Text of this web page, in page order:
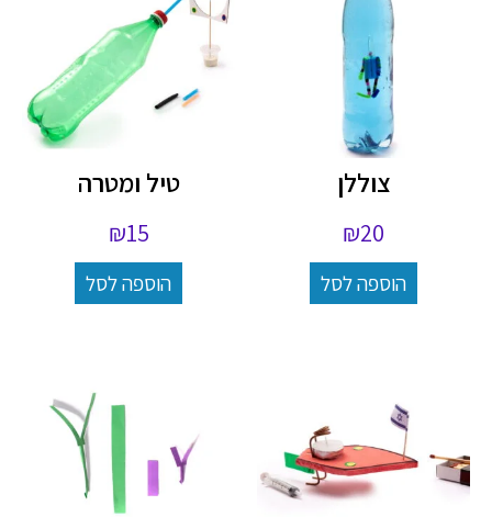
צוללן
₪20
הוספה לסל
טיל ומטרה
₪15
הוספה לסל